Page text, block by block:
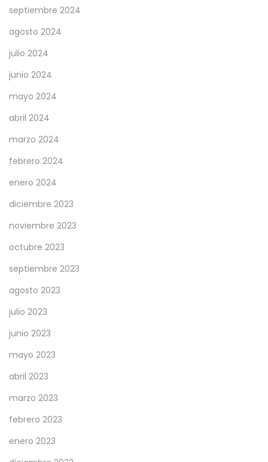
i
e
l
a
n
d
i
a
septiembre 2024
agosto 2024
julio 2024
junio 2024
mayo 2024
abril 2024
marzo 2024
febrero 2024
enero 2024
diciembre 2023
noviembre 2023
octubre 2023
septiembre 2023
agosto 2023
julio 2023
junio 2023
mayo 2023
abril 2023
marzo 2023
febrero 2023
enero 2023